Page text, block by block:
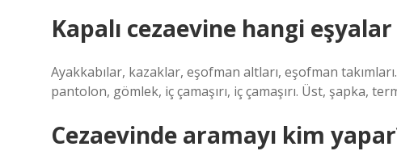
Kapalı cezaevine hangi eşyalar
Ayakkabılar, kazaklar, eşofman altları, eşofman
pantolon, gömlek, iç çamaşırı, iç çamaşırı. Üst, şapka,
Cezaevinde aramayı kim